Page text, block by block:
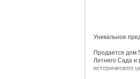
Уникальное
Продается дом
Летнего Сада и
исторического